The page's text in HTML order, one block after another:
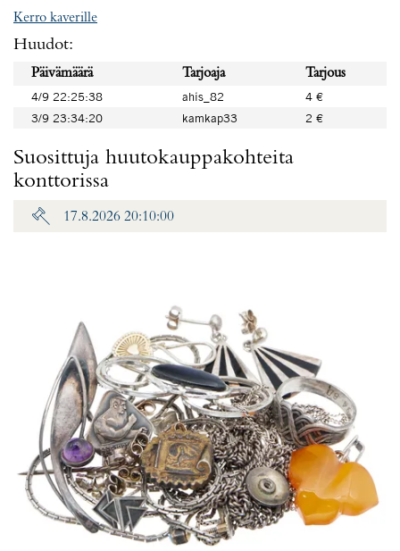
Kerro kaverille
Huudot:
Päivämäärä Tarjoaja
Tarjous
4/9 22:25:38
ahis_82
4 €
3/9 23:34:20
kamkap33 2 €
Suosittuja huutokauppakohteita
konttorissa
17.8.2026 20:10:00